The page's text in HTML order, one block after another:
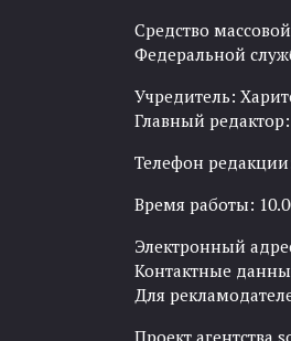
Средство
Федеральной
Учредитель:
Главный
Телефон
Время работы:
Электронный
Контактные
Для
Проект агентства